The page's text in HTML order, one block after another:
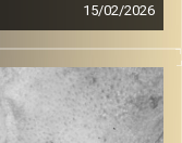
15/02/2026
זיפים, מוזיקה
כל מה שחי, אמיתי
עם שמוליק רגב.